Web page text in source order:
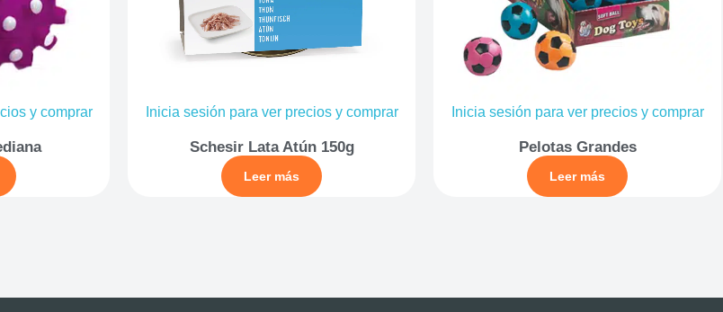
y comprar Inicia sesión para ver precios y comprar
Schesir Lata Atún 150g
Leer más
Inicia sesión para ver precios y comprar
Pelotas Grandes
Leer más